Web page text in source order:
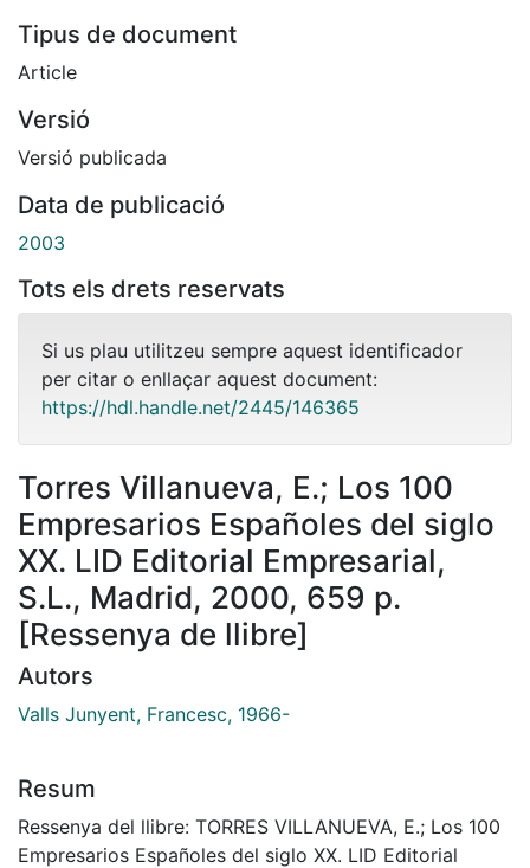
Tipus de document
Article
Versió
Versió publicada
Data de publicació
2003
Tots els drets reservats
Si us plau utilitzeu sempre aquest identificador
per citar o enllaçar aquest document:
https://hdl.handle.net/2445/146365
Torres Villanueva, E.; Los 100
Empresarios Españoles del siglo
XX. LID Editorial Empresarial,
S.L., Madrid, 2000, 659 p.
[Ressenya de llibre]
Autors
Valls Junyent, Francesc, 1966-
Resum
Ressenya del llibre: TORRES VILLANUEVA, E.; Los 100
Empresarios Españoles del siglo XX. LID Editorial